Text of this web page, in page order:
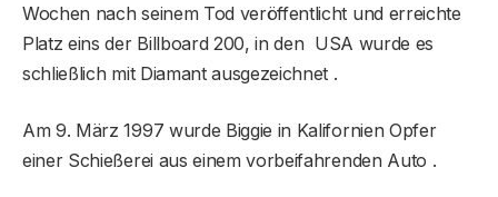
Wochen nach seinem Tod veröffentlicht und erreichte
Platz eins der Billboard 200, in den USA wurde es
schließlich mit Diamant ausgezeichnet .
Am 9. März 1997 wurde Biggie in Kalifornien Opfer
einer Schießerei aus einem vorbeifahrenden Auto .